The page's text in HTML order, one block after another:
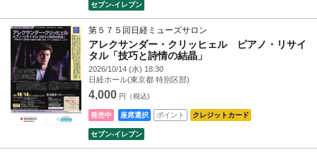
セブン‐イレブン
第５７５回日経ミューズサロン
アレクサンダー・クリッヒェル ピアノ・リサイ
タル「技巧と詩情の結晶」
2026/10/14 (水) 18:30
日経ホール(東京都 特別区部)
4,000 円（税込)
発売中 座席選択 ポイント クレジットカード
セブン‐イレブン